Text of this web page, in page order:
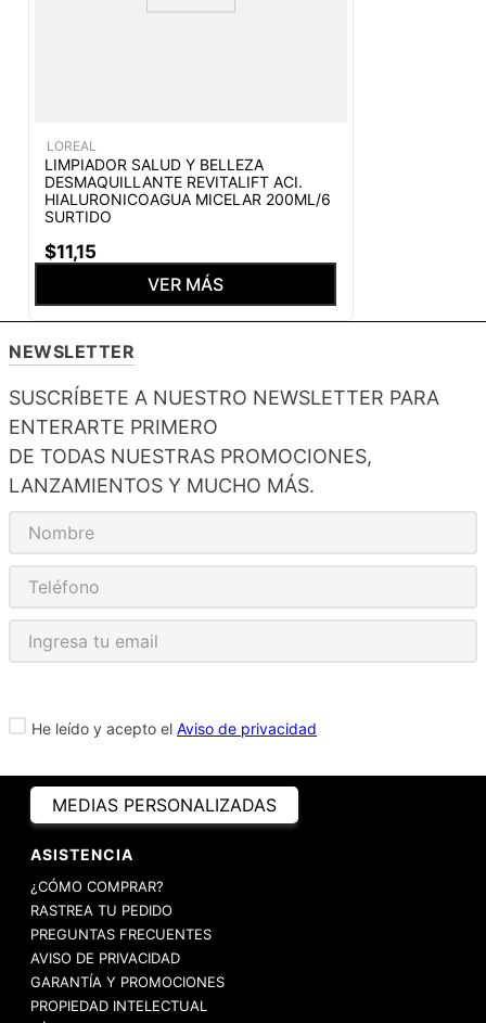
LOREAL
LIMPIADOR SALUD Y BELLEZA
DESMAQUILLANTE REVITALIFT ACI.
HIALURONICOAGUA MICELAR 200ML/6
SURTIDO
$11,15
VER MÁS
NEWSLETTER
SUSCRÍBETE A NUESTRO NEWSLETTER PARA
ENTERARTE PRIMERO
DE TODAS NUESTRAS PROMOCIONES,
LANZAMIENTOS Y MUCHO MÁS.
He leído y acepto el Aviso de privacidad
MEDIAS PERSONALIZADAS
ASISTENCIA
¿CÓMO COMPRAR?
RASTREA TU PEDIDO
PREGUNTAS FRECUENTES
AVISO DE PRIVACIDAD
GARANTÍA Y PROMOCIONES
PROPIEDAD INTELECTUAL